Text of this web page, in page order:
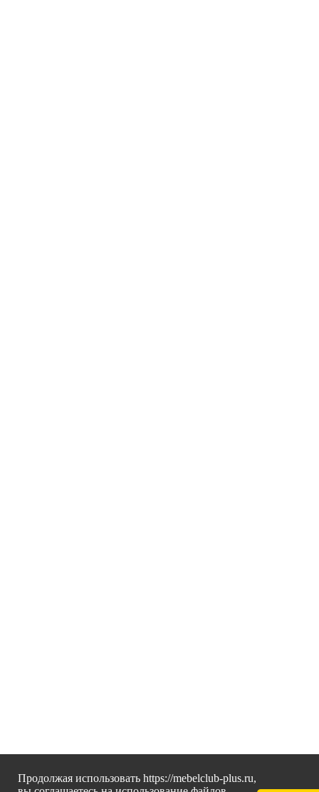
Продолжая использовать https://mebelclub-plus.ru,